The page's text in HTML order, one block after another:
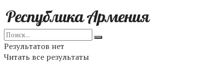
Результатов нет
Читать все результаты